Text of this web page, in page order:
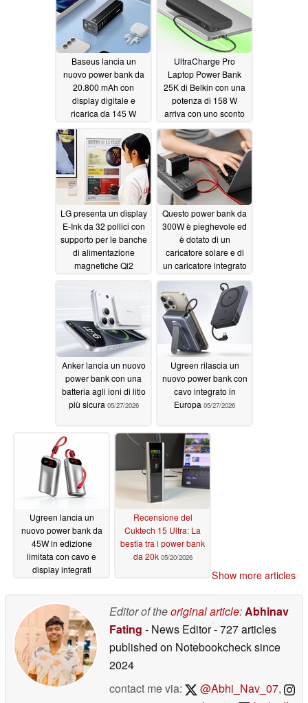
Baseus lancia un
nuovo power bank da
20.800 mAh con
display digitale e
ricarica da 145 W
UltraCharge Pro
Laptop Power Bank
25K di Belkin con una
potenza di 158 W
arriva con uno sconto
di lancio06/10/2026
LG presenta un display
E-Ink da 32 pollici con
supporto per le banche
di alimentazione
magnetiche Qi2
Questo power bank da
300W è pieghevole ed
è dotato di un
caricatore solare e di
un caricatore integrato
05/31/2026
Anker lancia un nuovo
power bank con una
batteria agli ioni di litio
più sicura 05/27/2026
Ugreen rilascia un
nuovo power bank con
cavo integrato in
Europa 05/27/2026
Ugreen lancia un
nuovo power bank da
45W in edizione
limitata con cavo e
display integrati
Recensione del
Cuktech 15 Ultra: La
bestia tra i power bank
da 20k 05/20/2026
Show more articles
Editor of theoriginal article:Abhinav
Fating - News Editor- 727 articles
published on Notebookchecksince
2024
contact me via:
@Abhi_Nav_07,